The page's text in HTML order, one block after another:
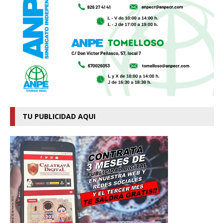
TU PUBLICIDAD AQUI